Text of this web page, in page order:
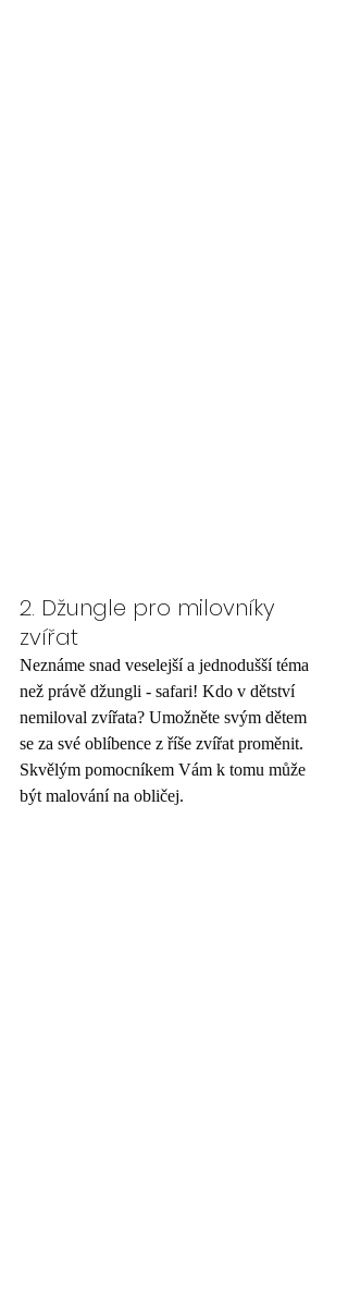
2. Džungle pro milovníky
zvířat
Neznáme snad veselejší a jednodušší téma
než právě džungli - safari! Kdo v dětství
nemiloval zvířata? Umožněte svým dětem
se za své oblíbence z říše zvířat proměnit.
Skvělým pomocníkem Vám k tomu může
být malování na obličej.